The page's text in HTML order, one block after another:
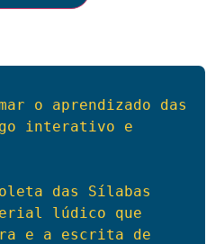
o aprendizado das
interativo e
das Sílabas
lúdico que
e a escrita de